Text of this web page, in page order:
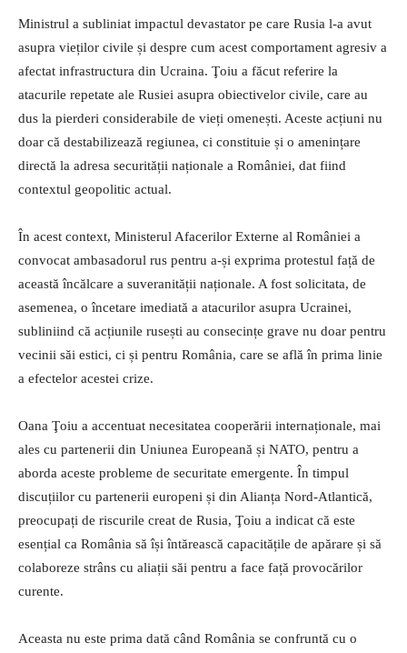
Ministrul a subliniat impactul devastator pe care Rusia l-a avut
asupra vieților civile și despre cum acest comportament agresiv a
afectat infrastructura din Ucraina. Ţoiu a făcut referire la
atacurile repetate ale Rusiei asupra obiectivelor civile, care au
dus la pierderi considerabile de vieți omenești. Aceste acțiuni nu
doar că destabilizează regiunea, ci constituie și o amenințare
directă la adresa securității naționale a României, dat fiind
contextul geopolitic actual.
În acest context, Ministerul Afacerilor Externe al României a
convocat ambasadorul rus pentru a-și exprima protestul față de
această încălcare a suveranității naționale. A fost solicitata, de
asemenea, o încetare imediată a atacurilor asupra Ucrainei,
subliniind că acțiunile rusești au consecințe grave nu doar pentru
vecinii săi estici, ci și pentru România, care se află în prima linie
a efectelor acestei crize.
Oana Ţoiu a accentuat necesitatea cooperării internaționale, mai
ales cu partenerii din Uniunea Europeană și NATO, pentru a
aborda aceste probleme de securitate emergente. În timpul
discuțiilor cu partenerii europeni și din Alianța Nord-Atlantică,
preocupați de riscurile creat de Rusia, Ţoiu a indicat că este
esențial ca România să își întărească capacitățile de apărare și să
colaboreze strâns cu aliații săi pentru a face față provocărilor
curente.
Aceasta nu este prima dată când România se confruntă cu o